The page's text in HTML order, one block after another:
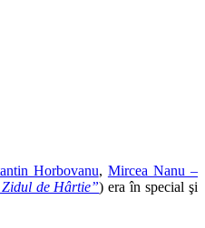
Horbovanu, Mircea Nanu –
de Hârtie”) era în special şi